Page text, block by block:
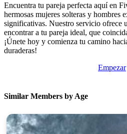
Encuentra tu pareja perfecta aquí en
hermosas mujeres solteras y hombres
significativas. Nuestro servicio ofrece
encontrar a tu pareja ideal, que
¡Únete hoy y comienza tu camino
duraderas!
Empezar
Similar Members by Age